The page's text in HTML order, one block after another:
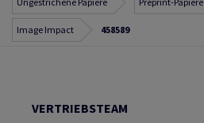
Image Impact 458589
VERTRIEBSTEAM